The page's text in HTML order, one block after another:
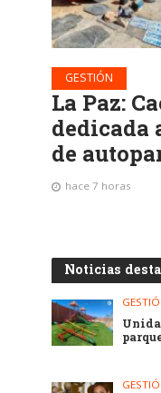
GESTIÓN
La Paz:
dedicada
de
hace 7 horas
Noticias